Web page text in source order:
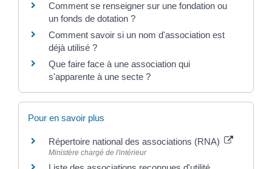
Comment se renseigner sur une fondation ou
un fonds de dotation ?
Comment savoir si un nom d'association est
déjà utilisé ?
Que faire face à une association qui
s'apparente à une secte ?
Pour en savoir plus
Répertoire national des associations (RNA)
Ministère chargé de l'intérieur